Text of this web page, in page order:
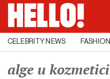
CELEBRITY NEWS FASHION
alge u kozmetici